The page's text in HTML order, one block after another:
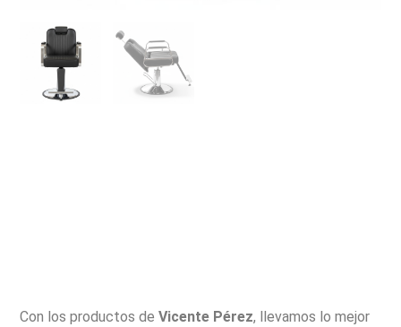
Con los productos deVicente Pérez, llevamos lo mejor